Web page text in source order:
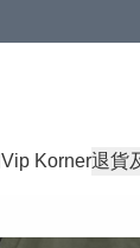
Vip Korner退貨